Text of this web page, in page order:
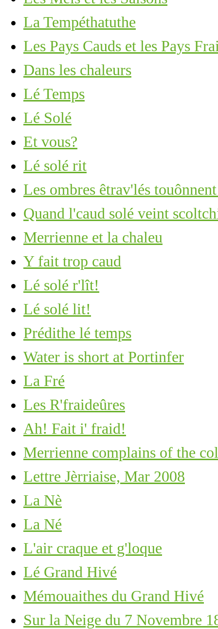
La Tempéthatuthe
Les Pays Cauds et les Pays
Dans les chaleurs
Lé Temps
Lé Solé
Et vous?
Lé solé rit
Les ombres êtrav'lés
Quand l'caud solé veint
Merrienne et la chaleu
Y fait trop caud
Lé solé r'lît!
Lé solé lit!
Prédithe lé temps
Water is short at Portinfer
La Fré
Les R'fraideûres
Ah! Fait i' fraid!
Merrienne complains of the
Lettre Jèrriaise, Mar 2008
La Nè
La Né
L'air craque et g'loque
Lé Grand Hivé
Mémouaithes du Grand Hivé
Sur la Neige du 7 Novembre